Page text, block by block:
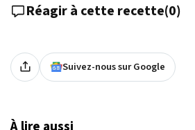
Réagir à cette recette(0)
Suivez-nous sur Google